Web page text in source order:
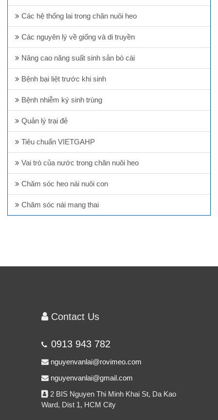
Các hệ thống lai trong chăn nuôi heo
Các nguyên lý về giống và di truyền
Nâng cao năng suất sinh sản bò cái
Bệnh bại liệt trước khi sinh
Bệnh nhiễm ký sinh trùng
Quản lý trại đẻ
Tiêu chuẩn VIETGAHP
Vai trò của nước trong chăn nuôi heo
Chăm sóc heo nái nuôi con
Chăm sóc nái mang thai
Contact Us
0913 943 782
nguyenvanlai@rovimeo.com
nguyenvanlai@gmail.com
2 BIS Nguyen Thi Minh Khai St, Da Kao
Ward, Dist 1, HCM City